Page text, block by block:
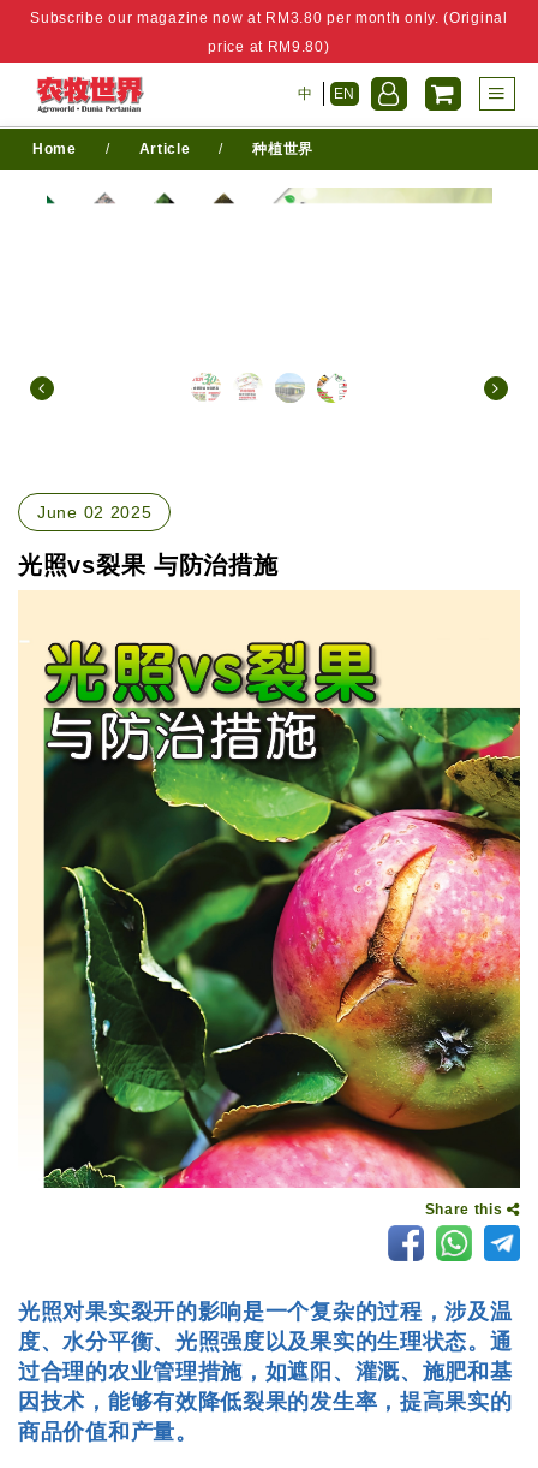
Subscribe our magazine now at RM3.80 per month only. (Original
price at RM9.80)
中 EN
Home / Article / 种植世界
June 02 2025
光照vs裂果 与防治措施
Share this
光照对果实裂开的影响是一个复杂的过程，涉及温
度、水分平衡、光照强度以及果实的生理状态。通
过合理的农业管理措施，如遮阳、灌溉、施肥和基
因技术，能够有效降低裂果的发生率，提高果实的
商品价值和产量。